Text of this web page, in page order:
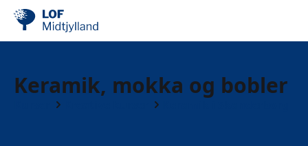
Keramik, mokka og bobler